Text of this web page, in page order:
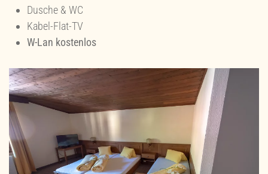
Dusche & WC
Kabel-Flat-TV
W-Lan kostenlos